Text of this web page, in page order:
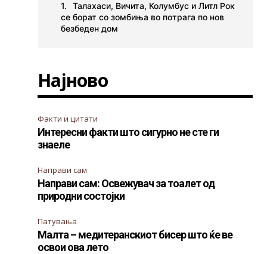
Талахаси, Вичита, Колумбус и Литл Рок
се борат со зомбиња во потрага по нов
безбеден дом
Најново
Факти и цитати
Интересни факти што сигурно не сте ги
знаеле
Направи сам
Направи сам: Освежувач за тоалет од
природни состојки
Патувања
Малта – медитеранскиот бисер што ќе ве
освои ова лето